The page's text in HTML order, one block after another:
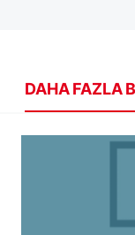
DAHA FAZLA